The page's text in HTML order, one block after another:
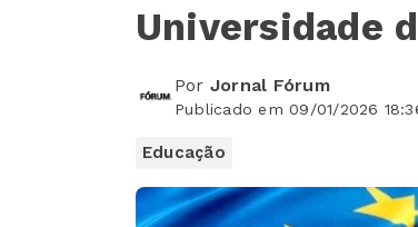
Universidade
Por Jornal Fórum
Publicado em 09/01/2026
Educação